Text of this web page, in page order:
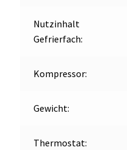
Nutzinhalt
Gefrierfach:
Kompressor:
Gewicht:
Thermostat: